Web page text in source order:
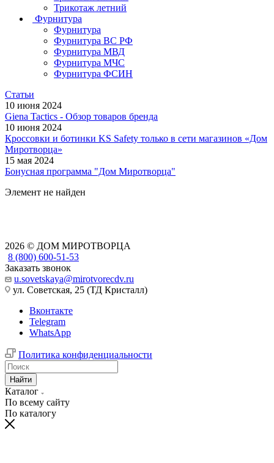
Трикотаж летний
Фурнитура
Фурнитура
Фурнитура ВС РФ
Фурнитура МВД
Фурнитура МЧС
Фурнитура ФСИН
Статьи
10 июня 2024
Giena Tactics - Обзор товаров бренда
10 июня 2024
Кроссовки и ботинки KS Safety только в сети магазинов «Дом
Миротворца»
15 мая 2024
Бонусная программа "Дом Миротворца"
Элемент не найден
2026 © ДОМ МИРОТВОРЦА
8 (800) 600-51-53
Заказать звонок
u.sovetskaya@mirotvorecdv.ru
ул. Советская, 25 (ТД Кристалл)
Вконтакте
Telegram
WhatsApp
Политика конфиденциальности
Найти
Каталог
По всему сайту
По каталогу